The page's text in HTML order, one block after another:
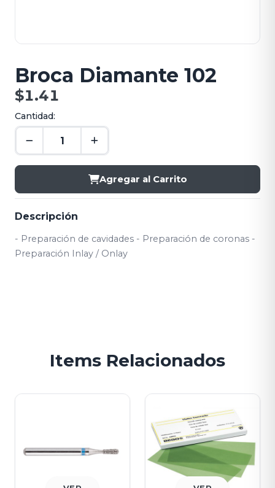
Broca Diamante 102
$1.41
Cantidad:
Agregar al Carrito
Descripción
- Preparación de cavidades - Preparación de coronas -
Preparación Inlay / Onlay
Items Relacionados